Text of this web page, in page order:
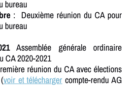
bureau
: Deuxième réunion du CA pour
bureau
Assemblée générale ordinaire
CA 2020-2021
réunion du CA avec élections
voir et télécharger compte-rendu AG